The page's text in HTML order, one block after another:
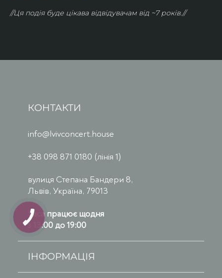
//Ця подія буде цікава відвідувачам від ~7 років.//
КОНТАКТИ
info@lvivconcert.house
+38 098 871 0180 (лінія 1)
вулиця Степана Бандери 8,
Львів, Україна, 79013
Каса працює щодня
з 13:00 до 19:00
ІНФОРМАЦІЯ